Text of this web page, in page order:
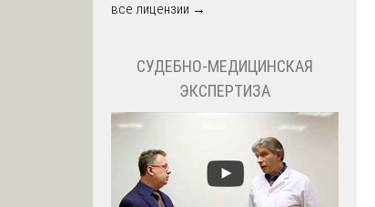
все лицензии →
СУДЕБНО-МЕДИЦИНСКАЯ
ЭКСПЕРТИЗА